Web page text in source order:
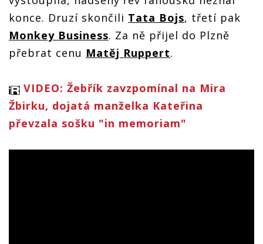
konce. Druzí skončili Tata Bojs, třetí pak
Monkey Business. Za ně přijel do Plzně
přebrat cenu Matěj Ruppert.
VIDEO: Žebřík zavzpomínal na Mira
Žbirku, dojatá manželka Kateřina
převzala sošku "in memoriam"